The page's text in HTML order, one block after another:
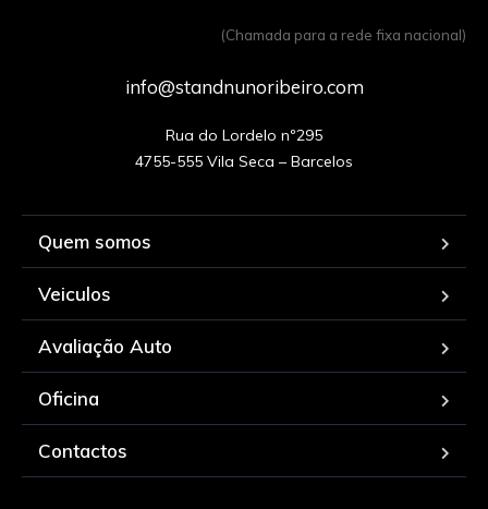
(Chamada para a rede fixa nacional)
info@standnunoribeiro.com
Rua do Lordelo nº295
Quem somos
Veiculos
Avaliação Auto
Oficina
Contactos